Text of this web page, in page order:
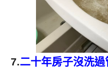
7.二十年房子沒洗